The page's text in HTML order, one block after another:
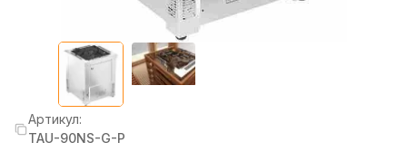
Артикул:
TAU-90NS-G-P